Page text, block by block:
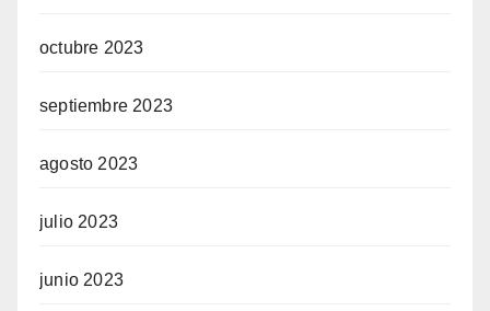
octubre 2023
septiembre 2023
agosto 2023
julio 2023
junio 2023